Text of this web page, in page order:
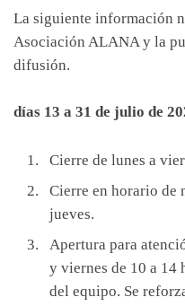
La siguiente información
Asociación ALANA y la
difusión.
días 13 a 31 de julio de
Cierre de lunes a
Cierre en horario de
jueves.
Apertura para
y viernes de 10 a 14
del equipo. Se